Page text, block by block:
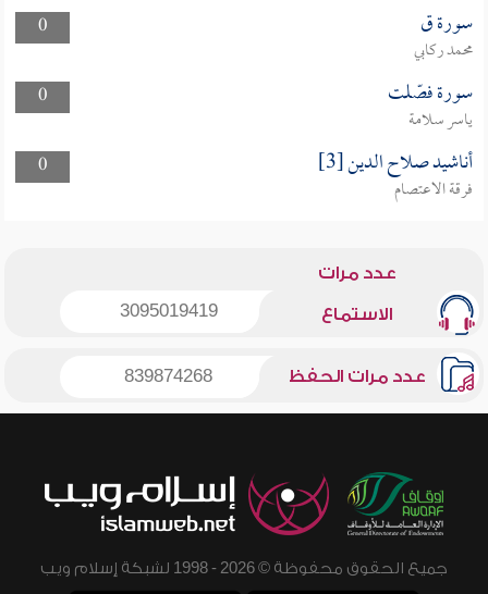
0
سورة ق
محمد ركابي
0
سورة فصّلت
ياسر سلامة
0
أناشيد صلاح الدين [3]
فرقة الاعتصام
عدد مرات
الاستماع 3095019419
عدد مرات الحفظ 839874268
جميع الحقوق محفوظة © 2026 - 1998 لشبكة إسلام ويب